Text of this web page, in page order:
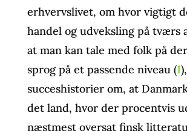
erhvervslivet, om hvor vigtigt
handel og udveksling på tværs
at man kan tale med folk på
sprog på et passende niveau (1),
succeshistorier om, at
det land, hvor der procentvis
næstmest oversat finsk